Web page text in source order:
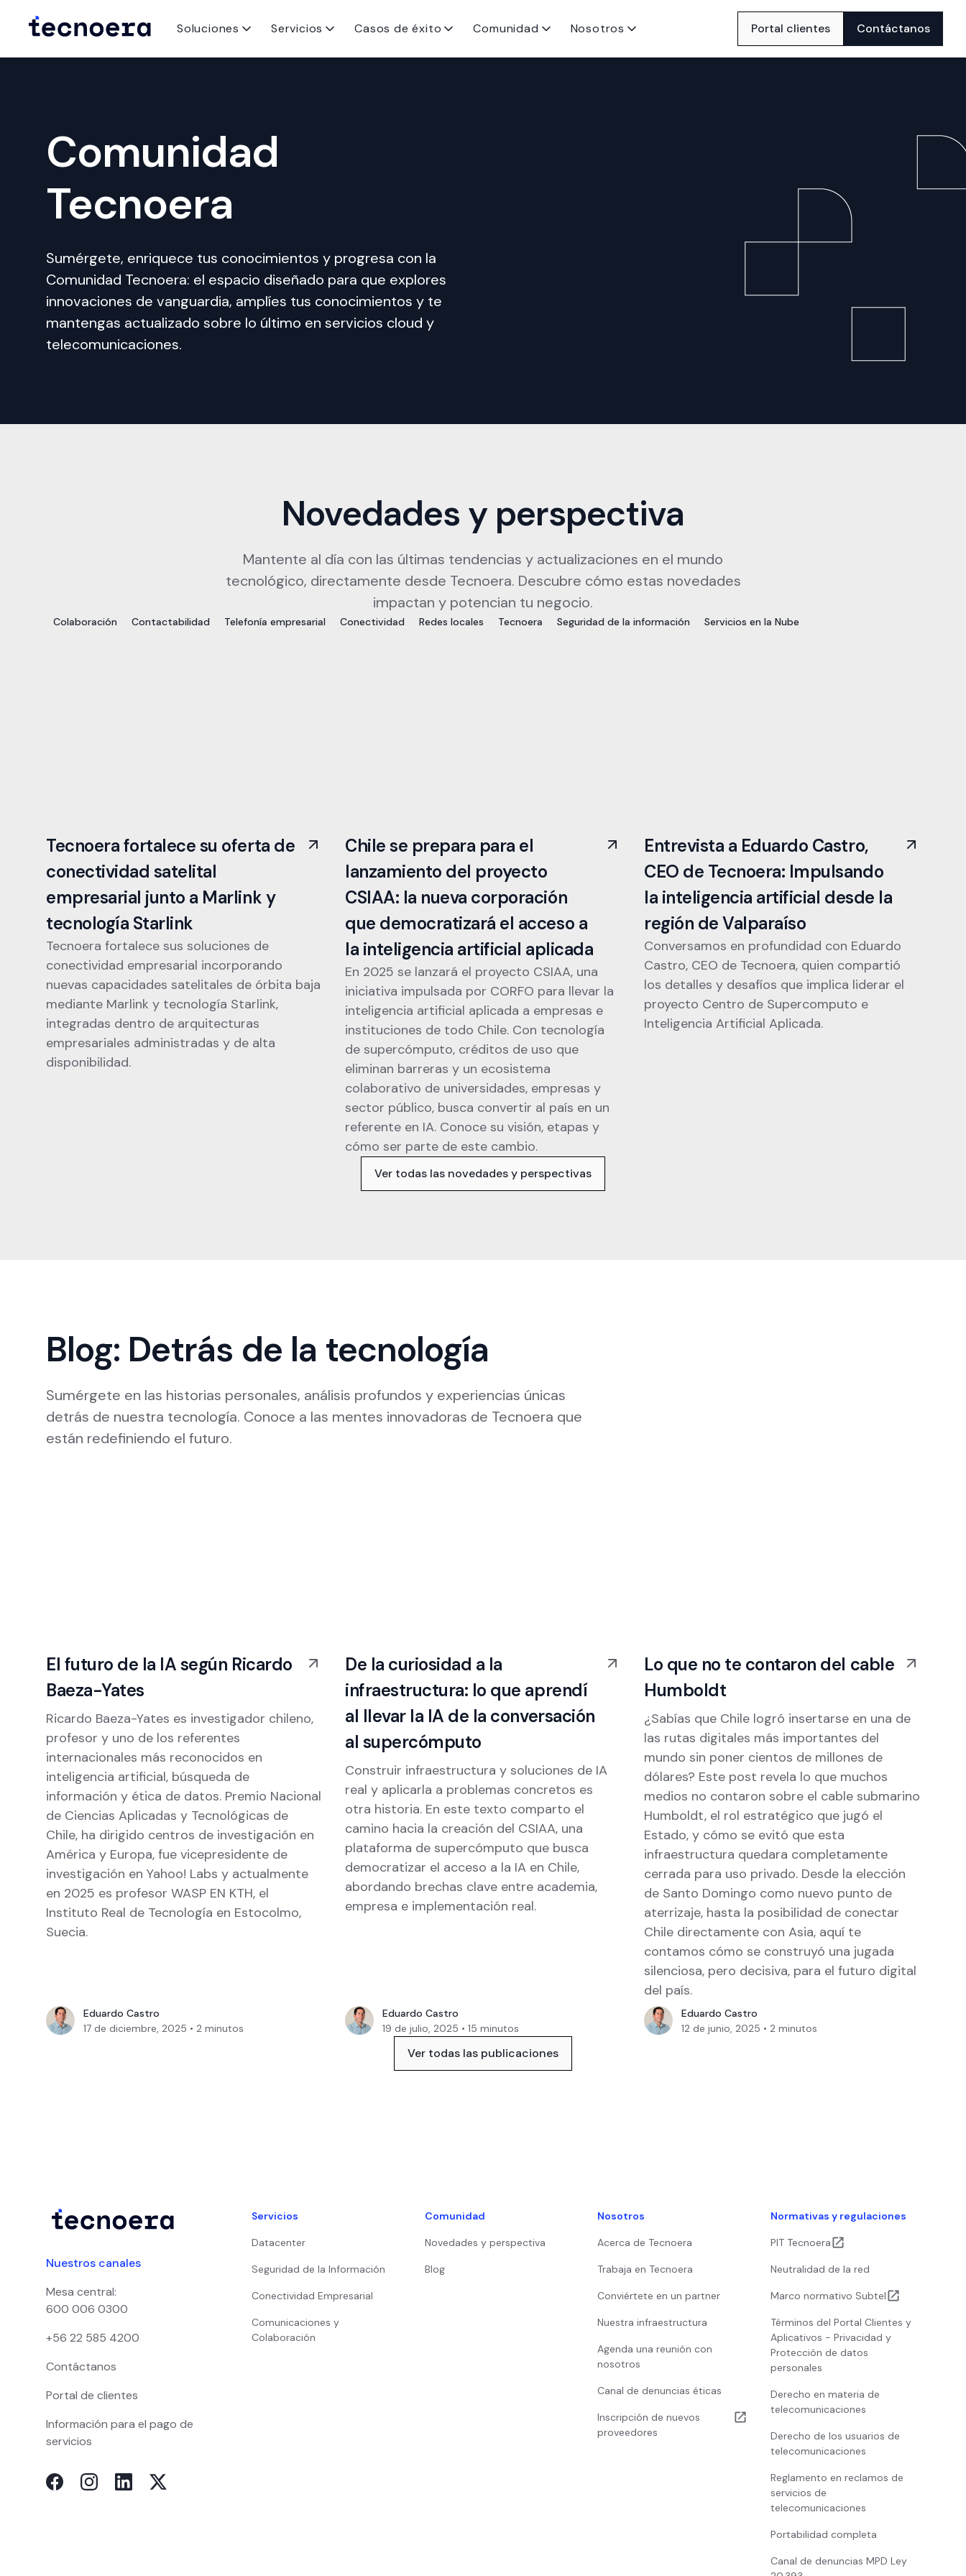
Soluciones Servicios Casos de éxito Comunidad Nosotros Portal clientes Contáctanos
Comunidad
Tecnoera
Sumérgete, enriquece tus conocimientos y progresa con la
Comunidad Tecnoera: el espacio diseñado para que explores
innovaciones de vanguardia, amplíes tus conocimientos y te
mantengas actualizado sobre lo último en servicios cloud y
telecomunicaciones.
Novedades y perspectiva
Mantente al día con las últimas tendencias y actualizaciones en el mundo
tecnológico, directamente desde Tecnoera. Descubre cómo estas novedades
impactan y potencian tu negocio.
Colaboración Contactabilidad Telefonía empresarial Conectividad Redes locales Tecnoera Seguridad de la información Servicios en la Nube
Tecnoera fortalece su oferta de
conectividad satelital
empresarial junto a Marlink y
tecnología Starlink
Tecnoera fortalece sus soluciones de
conectividad empresarial incorporando
nuevas capacidades satelitales de órbita baja
mediante Marlink y tecnología Starlink,
integradas dentro de arquitecturas
empresariales administradas y de alta
disponibilidad.
Chile se prepara para el
lanzamiento del proyecto
CSIAA: la nueva corporación
que democratizará el acceso a
la inteligencia artificial aplicada
En 2025 se lanzará el proyecto CSIAA, una
iniciativa impulsada por CORFO para llevar la
inteligencia artificial aplicada a empresas e
instituciones de todo Chile. Con tecnología
de supercómputo, créditos de uso que
eliminan barreras y un ecosistema
colaborativo de universidades, empresas y
sector público, busca convertir al país en un
referente en IA. Conoce su visión, etapas y
cómo ser parte de este cambio.
Entrevista a Eduardo Castro,
CEO de Tecnoera: Impulsando
la inteligencia artificial desde la
región de Valparaíso
Conversamos en profundidad con Eduardo
Castro, CEO de Tecnoera, quien compartió
los detalles y desafíos que implica liderar el
proyecto Centro de Supercomputo e
Inteligencia Artificial Aplicada.
Ver todas las novedades y perspectivas
Blog: Detrás de la tecnología
Sumérgete en las historias personales, análisis profundos y experiencias únicas
detrás de nuestra tecnología. Conoce a las mentes innovadoras de Tecnoera que
están redefiniendo el futuro.
El futuro de la IA según Ricardo
Baeza-Yates
Ricardo Baeza-Yates es investigador chileno,
profesor y uno de los referentes
internacionales más reconocidos en
inteligencia artificial, búsqueda de
información y ética de datos. Premio Nacional
de Ciencias Aplicadas y Tecnológicas de
Chile, ha dirigido centros de investigación en
América y Europa, fue vicepresidente de
investigación en Yahoo! Labs y actualmente
en 2025 es profesor WASP EN KTH, el
Instituto Real de Tecnología en Estocolmo,
Suecia.
Eduardo Castro
17 de diciembre, 2025 • 2 minutos
De la curiosidad a la
infraestructura: lo que aprendí
al llevar la IA de la conversación
al supercómputo
Construir infraestructura y soluciones de IA
real y aplicarla a problemas concretos es
otra historia. En este texto comparto el
camino hacia la creación del CSIAA, una
plataforma de supercómputo que busca
democratizar el acceso a la IA en Chile,
abordando brechas clave entre academia,
empresa e implementación real.
Eduardo Castro
19 de julio, 2025 • 15 minutos
Lo que no te contaron del cable
Humboldt
¿Sabías que Chile logró insertarse en una de
las rutas digitales más importantes del
mundo sin poner cientos de millones de
dólares? Este post revela lo que muchos
medios no contaron sobre el cable submarino
Humboldt, el rol estratégico que jugó el
Estado, y cómo se evitó que esta
infraestructura quedara completamente
cerrada para uso privado. Desde la elección
de Santo Domingo como nuevo punto de
aterrizaje, hasta la posibilidad de conectar
Chile directamente con Asia, aquí te
contamos cómo se construyó una jugada
silenciosa, pero decisiva, para el futuro digital
del país.
Eduardo Castro
12 de junio, 2025 • 2 minutos
Ver todas las publicaciones
Nuestros canales
Mesa central:
600 006 0300
+56 22 585 4200
Contáctanos
Portal de clientes
Información para el pago de
servicios
Servicios
Datacenter
Seguridad de la Información
Conectividad Empresarial
Comunicaciones y
Colaboración
Comunidad
Novedades y perspectiva
Blog
Nosotros
Acerca de Tecnoera
Trabaja en Tecnoera
Conviértete en un partner
Nuestra infraestructura
Agenda una reunión con
nosotros
Canal de denuncias éticas
Inscripción de nuevos
proveedores
Normativas y regulaciones
PIT Tecnoera
Neutralidad de la red
Marco normativo Subtel
Términos del Portal Clientes y
Aplicativos - Privacidad y
Protección de datos
personales
Derecho en materia de
telecomunicaciones
Derecho de los usuarios de
telecomunicaciones
Reglamento en reclamos de
servicios de
telecomunicaciones
Portabilidad completa
Canal de denuncias MPD Ley